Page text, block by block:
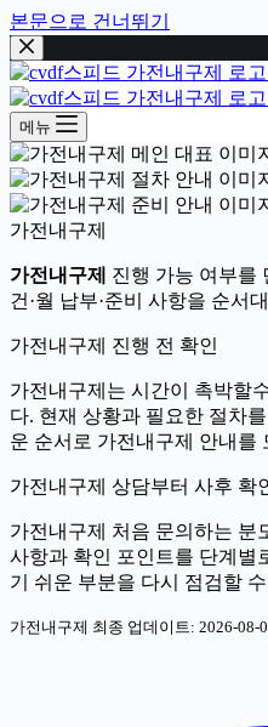
본문으로 건너뛰기
메뉴
가전내구제
가전내구제
진행 가능 여부를
건·월 납부·준비 사항을 순서
가전내구제 진행 전 확인
가전내구제는 시간이 촉박할
다. 현재 상황과 필요한 절차
운 순서로 가전내구제 안내를
가전내구제 상담부터 사후 확
가전내구제 처음 문의하는 분
사항과 확인 포인트를 단계별
기 쉬운 부분을 다시 점검할
가전내구제 최종 업데이트: 2026-08-